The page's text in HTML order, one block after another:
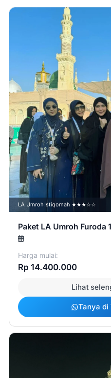
LA Umroh Istiqomah ★★★☆☆
Paket LA Umroh Furoda
Harga mulai:
Rp 14.400.000
Lihat
Tanya di